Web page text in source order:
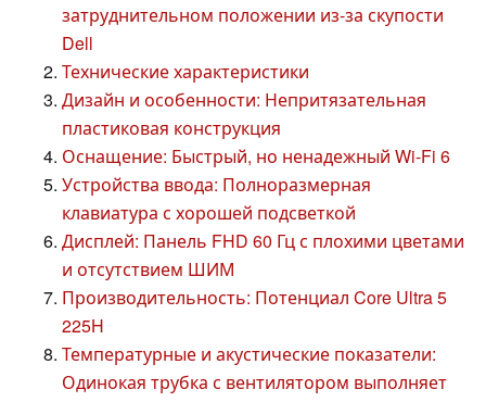
затруднительном положении из-за скупости
Dell
Технические характеристики
Дизайн и особенности: Непритязательная
пластиковая конструкция
Оснащение: Быстрый, но ненадежный Wi-Fi 6
Устройства ввода: Полноразмерная
клавиатура с хорошей подсветкой
Дисплей: Панель FHD 60 Гц с плохими цветами
и отсутствием ШИМ
Производительность: Потенциал Core Ultra 5
225H
Температурные и акустические показатели:
Одинокая трубка с вентилятором выполняет